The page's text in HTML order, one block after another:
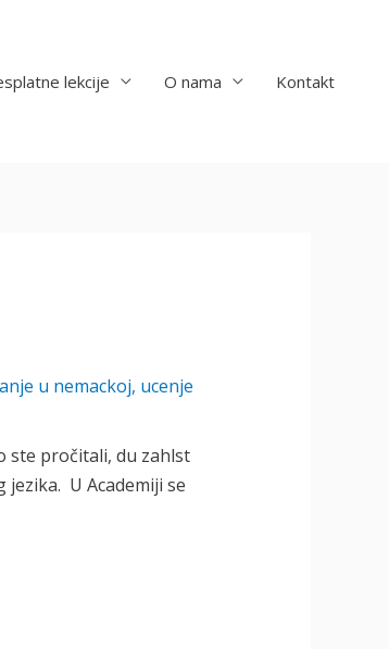
lekcije O nama Kontakt
u nemackoj, ucenje
ste pročitali, du zahlst
U Academiji se